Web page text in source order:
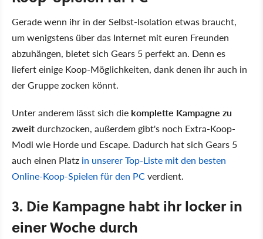
Gerade wenn ihr in der Selbst-Isolation etwas braucht,
um wenigstens über das Internet mit euren Freunden
abzuhängen, bietet sich Gears 5 perfekt an. Denn es
liefert einige Koop-Möglichkeiten, dank denen ihr auch in
der Gruppe zocken könnt.
Unter anderem lässt sich die komplette Kampagne zu
zweitdurchzocken, außerdem gibt's noch Extra-Koop-
Modi wie Horde und Escape. Dadurch hat sich Gears 5
auch einen Platz in unserer Top-Liste mit den besten
Online-Koop-Spielen für den PCverdient.
3. Die Kampagne habt ihr locker in
einer Woche durch